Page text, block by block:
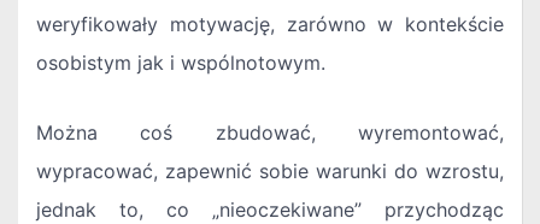
weryfikowały motywację, zarówno w kontekście
osobistym jak i wspólnotowym.
Można coś zbudować, wyremontować,
wypracować, zapewnić sobie warunki do wzrostu,
jednak to, co „nieoczekiwane” przychodząc